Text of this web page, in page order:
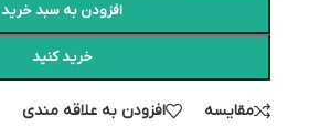
افزودن به سبد خرید
خرید کنید
مقایسه افزودن به علاقه مندی